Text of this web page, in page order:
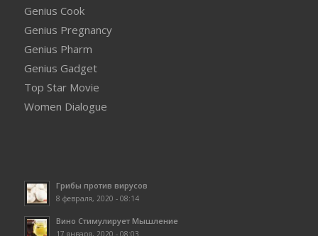
Genius Cook
Genius Pregnancy
Genius Pharm
Genius Gadget
Top Star Movie
Women Dialogue
Грибы против вирусов
8 февраля, 2020 - 08:14
Вино Стимулирует Мышление
17 января, 2020 - 08:03